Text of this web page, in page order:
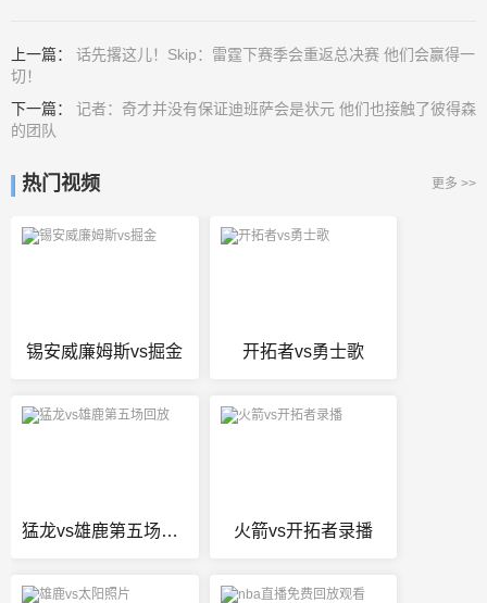
上一篇： 话先撂这儿！Skip：雷霆下赛季会重返总决赛 他们会赢得一
切！
下一篇： 记者：奇才并没有保证迪班萨会是状元 他们也接触了彼得森
的团队
热门视频 更多 >>
锡安威廉姆斯vs掘金 开拓者vs勇士歌
猛龙vs雄鹿第五场回放 火箭vs开拓者录播